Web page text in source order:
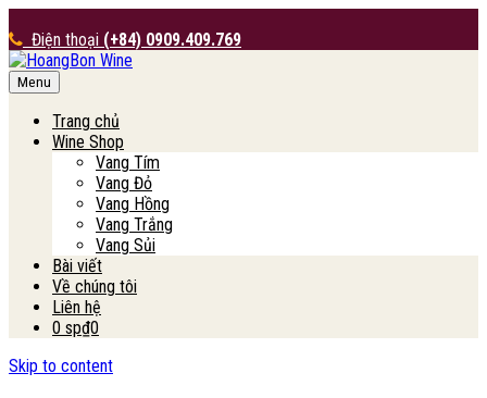
Điện thoại (+84) 0909.409.769
HoangBon Wine
Menu
Trang chủ
Wine Shop
Vang Tím
Vang Đỏ
Vang Hồng
Vang Trắng
Vang Sủi
Bài viết
Về chúng tôi
Liên hệ
0 sp₫0
Skip to content